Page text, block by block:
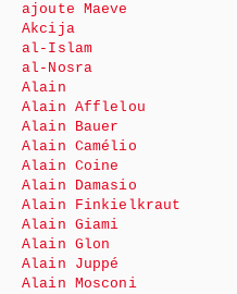
ajoute Maeve
Akcija
al-Islam
al-Nosra
Alain
Alain Afflelou
Alain Bauer
Alain Camélio
Alain Coine
Alain Damasio
Alain Finkielkraut
Alain Giami
Alain Glon
Alain Juppé
Alain Mosconi